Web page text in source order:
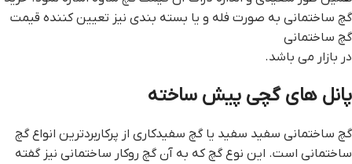
گچ ساختمانی به صورت فله و یا بسته بندی نیز تعیین کننده قیمت
گچ ساختمانی
در بازار می باشد.
پانل هاي گچي پيش ساخته
گچ ساختمانی سفید سفید یا گچ سفیدکاری از پرکاربردترین انواع گچ
ساختمانی است. این نوع گچ که به آن گچ روکار ساختمانی نیز گفته